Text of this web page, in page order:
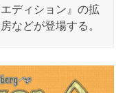
ディション』の拡
などが登場する。